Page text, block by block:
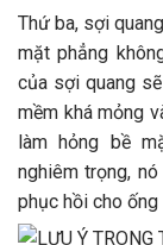
Thứ ba, sợi
mặt phẳng
của sợi quang
mềm khá mỏng
làm hỏng bề
nghiêm trọng,
phục hồi cho ống